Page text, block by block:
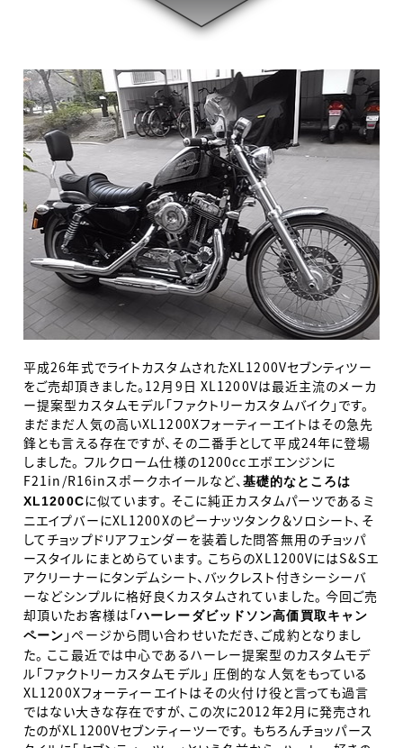
平成26年式でライトカスタムされたXL1200Vセブンティツー
をご売却頂きました。12月9日 XL1200Vは最近主流のメーカ
ー提案型カスタムモデル「ファクトリーカスタムバイク」です。
まだまだ人気の高いXL1200Xフォーティーエイトはその急先
鋒とも言える存在ですが、その二番手として平成24年に登場
しました。 フルクローム仕様の1200ccエボエンジンに
F21in/R16inスポークホイールなど、基礎的なところは
XL1200Cに似ています。 そこに純正カスタムパーツであるミ
ニエイプバーにXL1200Xのピーナッツタンク＆ソロシート、そ
してチョップドリアフェンダーを装着した問答無用のチョッパ
ースタイルにまとめらています。 こちらのXL1200VにはS&Sエ
アクリーナーにタンデムシート、バックレスト付きシーシーバ
ーなどシンプルに格好良くカスタムされていました。 今回ご売
却頂いたお客様は「ハーレーダビッドソン高価買取キャン
ペーン 」ページから問い合わせいただき、ご成約となりまし
た。 ここ最近では中心であるハーレー提案型のカスタムモデ
ル「ファクトリーカスタムモデル」 圧倒的な人気をもっている
XL1200Xフォーティーエイトはその火付け役と言っても過言
ではない大きな存在ですが、この次に2012年2月に発売され
たのがXL1200Vセブンティーツーです。 もちろんチョッパース